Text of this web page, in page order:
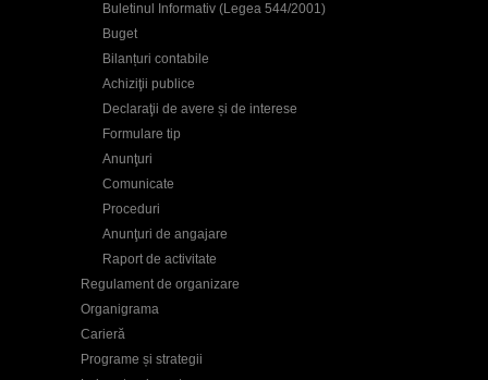
Buletinul Informativ (Legea 544/2001)
Buget
Bilanțuri contabile
Achiziţii publice
Declaraţii de avere și de interese
Formulare tip
Anunţuri
Comunicate
Proceduri
Anunţuri de angajare
Raport de activitate
Regulament de organizare
Organigrama
Carieră
Programe și strategii